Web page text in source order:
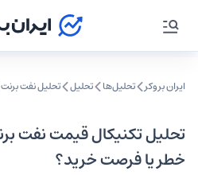
ایران بروکر تحلیل‌ها تحلیل‌ تحلیل نفت برنت
خطر یا فرصت خرید؟